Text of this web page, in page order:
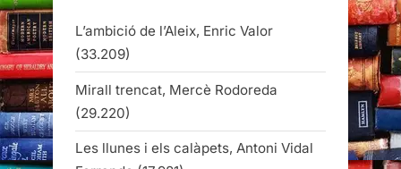
L’ambició de l’Aleix, Enric Valor
(33.209)
Mirall trencat, Mercè Rodoreda
(29.220)
Les llunes i els calàpets, Antoni Vidal